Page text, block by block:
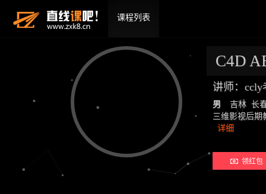
课程列表
C4D
讲师：ccly
男
吉林 长
三维影视后期
详细
领红包